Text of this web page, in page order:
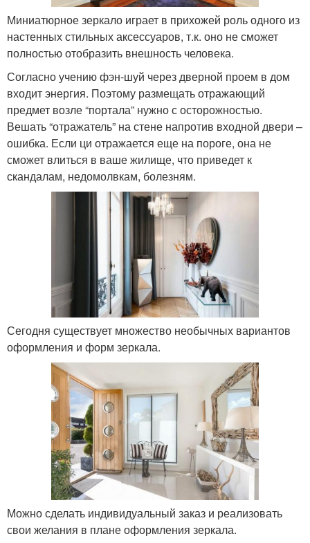
Миниатюрное зеркало играет в прихожей роль одного из
настенных стильных аксессуаров, т.к. оно не сможет
полностью отобразить внешность человека.
Согласно учению фэн-шуй через дверной проем в дом
входит энергия. Поэтому размещать отражающий
предмет возле “портала” нужно с осторожностью.
Вешать “отражатель” на стене напротив входной двери –
ошибка. Если ци отражается еще на пороге, она не
сможет влиться в ваше жилище, что приведет к
скандалам, недомолвкам, болезням.
Сегодня существует множество необычных вариантов
оформления и форм зеркала.
Можно сделать индивидуальный заказ и реализовать
свои желания в плане оформления зеркала.